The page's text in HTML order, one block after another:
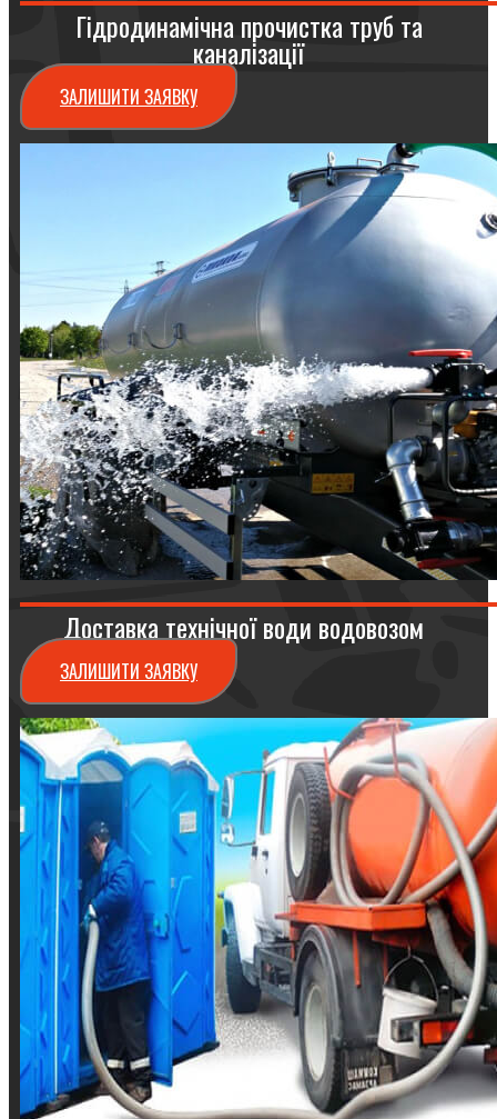
Гідродинамічна прочистка труб та
каналізації
ЗАЛИШИТИ ЗАЯВКУ
Доставка технічної води водовозом
ЗАЛИШИТИ ЗАЯВКУ